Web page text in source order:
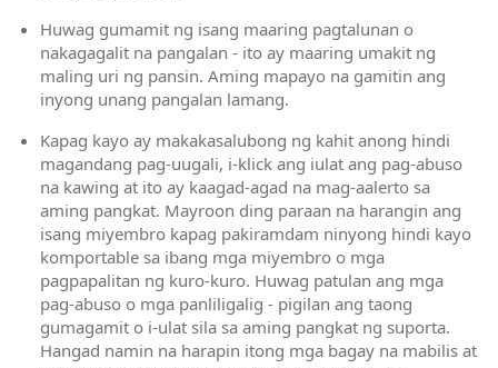
Huwag gumamit ng isang maaring pagtalunan o
nakagagalit na pangalan - ito ay maaring umakit ng
maling uri ng pansin. Aming mapayo na gamitin ang
inyong unang pangalan lamang.
Kapag kayo ay makakasalubong ng kahit anong hindi
magandang pag-uugali, i-klick ang iulat ang pag-abuso
na kawing at ito ay kaagad-agad na mag-aalerto sa
aming pangkat. Mayroon ding paraan na harangin ang
isang miyembro kapag pakiramdam ninyong hindi kayo
komportable sa ibang mga miyembro o mga
pagpapalitan ng kuro-kuro. Huwag patulan ang mga
pag-abuso o mga panliligalig - pigilan ang taong
gumagamit o i-ulat sila sa aming pangkat ng suporta.
Hangad namin na harapin itong mga bagay na mabilis at